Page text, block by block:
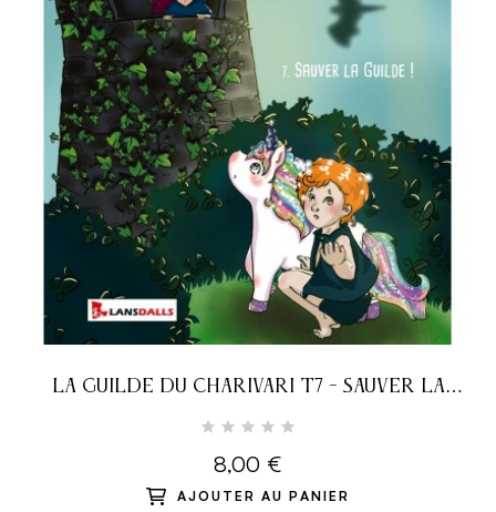
LA GUILDE DU CHARIVARI T7 - SAUVER LA
8,00 €
AJOUTER AU PANIER